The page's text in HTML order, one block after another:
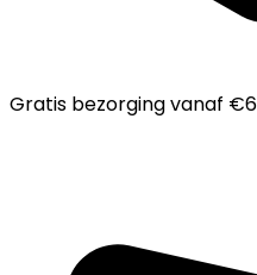
Gratis bezorgingvanaf